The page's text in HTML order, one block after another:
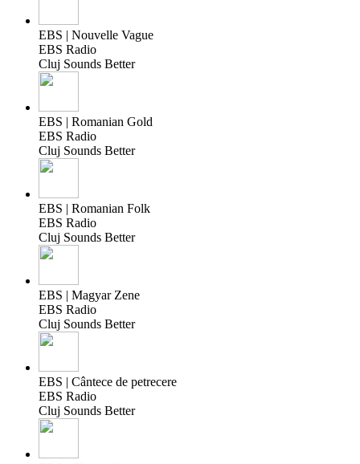
EBS | Nouvelle Vague
EBS Radio
Cluj Sounds Better
EBS | Romanian Gold
EBS Radio
Cluj Sounds Better
EBS | Romanian Folk
EBS Radio
Cluj Sounds Better
EBS | Magyar Zene
EBS Radio
Cluj Sounds Better
EBS | Cântece de petrecere
EBS Radio
Cluj Sounds Better